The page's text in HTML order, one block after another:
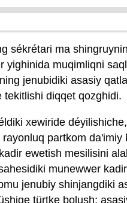
sékrétari ma
yighinida muqimliqni
jenubidiki asasiy
diqqet qozghidi.
xewiride
partkom da'imiy
ewetish mesilisini
munewwer
jenubiy shinjangdiki
türtke bolush;